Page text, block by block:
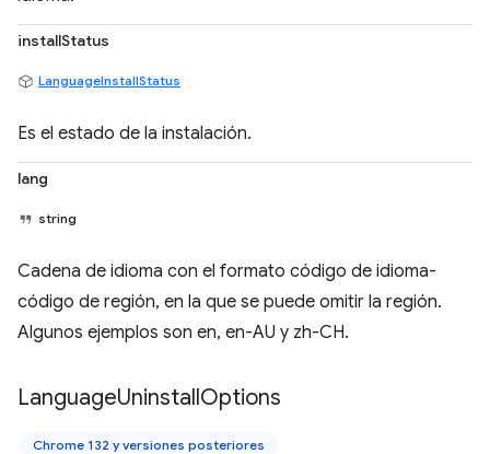
installStatus
LanguageInstallStatus
Es el estado de la instalación.
lang
string
Cadena de idioma con el formato código de idioma-
código de región, en la que se puede omitir la región.
Algunos ejemplos son en, en-AU y zh-CH.
LanguageUninstallOptions
Chrome 132 y versiones posteriores